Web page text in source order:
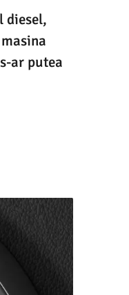
diesel,
ar putea